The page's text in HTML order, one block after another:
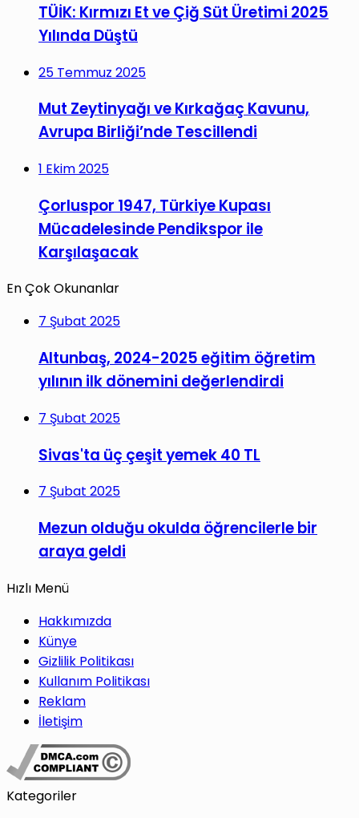
TÜİK: Kırmızı Et ve Çiğ Süt Üretimi 2025
Yılında Düştü
25 Temmuz 2025
Mut Zeytinyağı ve Kırkağaç Kavunu,
Avrupa Birliği’nde Tescillendi
1 Ekim 2025
Çorluspor 1947, Türkiye Kupası
Mücadelesinde Pendikspor ile
Karşılaşacak
En Çok Okunanlar
7 Şubat 2025
Altunbaş, 2024-2025 eğitim öğretim
yılının ilk dönemini değerlendirdi
7 Şubat 2025
Sivas'ta üç çeşit yemek 40 TL
7 Şubat 2025
Mezun olduğu okulda öğrencilerle bir
araya geldi
Hızlı Menü
Hakkımızda
Künye
Gizlilik Politikası
Kullanım Politikası
Reklam
İletişim
Kategoriler